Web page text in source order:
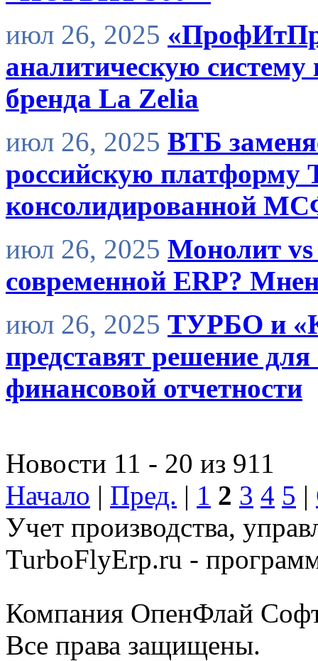
июл 26, 2025
аналитическую
бренда La Zelia
июл 26, 2025 ВТБ
российскую платформу
консолидированной
июл 26, 2025 Монолит vs
современной ERP?
июл 26, 2025 ТУРБО и
представят решение
финансовой отчетности
Новости 11 - 20 из 911
Начало | Пред. | 1 2 3 4 5 |
Учет производства,
TurboFlyErp.ru -
Компания ОпенФлай
Все права защищены.